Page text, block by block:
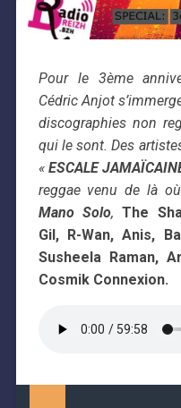
Pour le 3ème
Cédric Anjot
discographies non
qui le sont. Des
« ESCALE
reggae venu de là
Mano Solo,The
Gil, R-Wan, Anis,
Susheela Raman,
Cosmik Connexion.